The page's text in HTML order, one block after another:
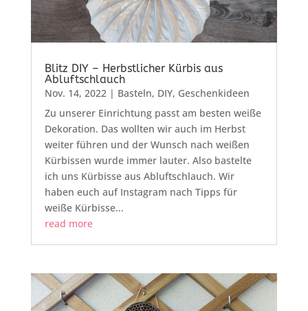
Blitz DIY – Herbstlicher Kürbis aus
Abluftschlauch
Nov. 14, 2022 | Basteln, DIY, Geschenkideen
Zu unserer Einrichtung passt am besten weiße
Dekoration. Das wollten wir auch im Herbst
weiter führen und der Wunsch nach weißen
Kürbissen wurde immer lauter. Also bastelte
ich uns Kürbisse aus Abluftschlauch. Wir
haben euch auf Instagram nach Tipps für
weiße Kürbisse...
read more